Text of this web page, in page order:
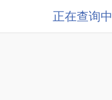
正在查询中